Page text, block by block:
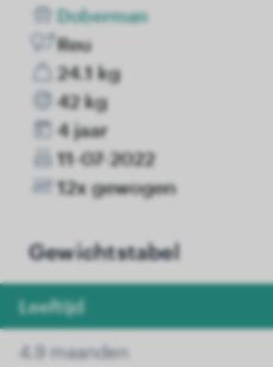
Doberman
Reu
24.1 kg
42 kg
4 jaar
11-07-2022
12x gewogen
Gewichtstabel
Leeftijd
4.9 maanden